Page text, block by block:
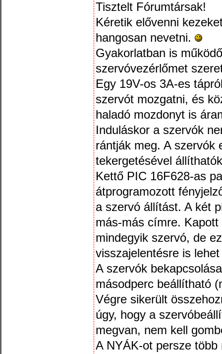
Tisztelt Fórumtársak!
Kéretik elővenni
hangosan nevetni.
Gyakorlatban is
szervóvezérlőmet
Egy 19V-os 3A-es
szervót mozgatni, és
haladó mozdonyt is
Induláskor a szervók
rántják meg. A szervók
tekergetésével
Kettő PIC 16F628-as
átprogramozott
a szervó állítást. A két
más-más címre.
mindegyik szervó, de
visszajelentésre is
A szervók
másodperc beállítható
Végre sikerült
úgy, hogy a
megvan, nem kell
A NYÁK-ot persze